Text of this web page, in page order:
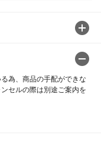
為、商品の手配ができな
セルの際は別途ご案内を